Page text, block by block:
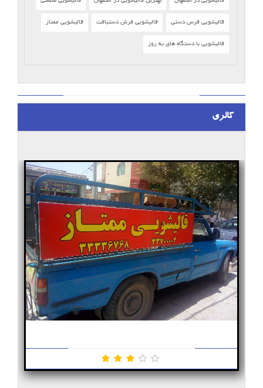
قالیشویی فرس دستی قالیشویی فرش دستبافت قالیشویی ممتاز
قالیشویی با دستگاه های به روز
گالری